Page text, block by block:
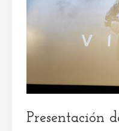
Presentación